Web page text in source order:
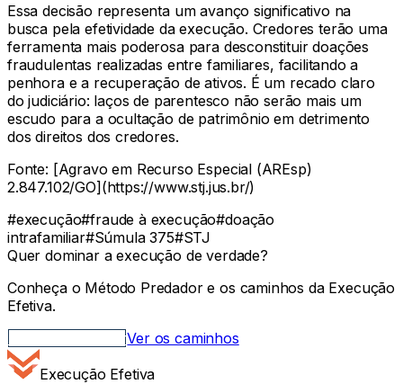
Essa decisão representa um avanço significativo na
busca pela efetividade da execução. Credores terão uma
ferramenta mais poderosa para desconstituir doações
fraudulentas realizadas entre familiares, facilitando a
penhora e a recuperação de ativos. É um recado claro
do judiciário: laços de parentesco não serão mais um
escudo para a ocultação de patrimônio em detrimento
dos direitos dos credores.
Fonte: [Agravo em Recurso Especial (AREsp)
2.847.102/GO](https://www.stj.jus.br/)
#execução#fraude à execução#doação
intrafamiliar#Súmula 375#STJ
Quer dominar a execução de verdade?
Conheça o Método Predador e os caminhos da Execução
Efetiva.
Método PredadorVer os caminhos
Execução Efetiva